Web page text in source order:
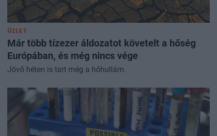
ÜZLET
Már több tízezer áldozatot követelt a hőség
Európában, és még nincs vége
Jövő héten is tart még a hőhullám.